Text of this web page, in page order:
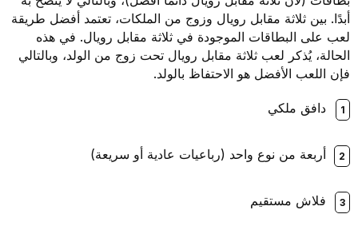
أبدًا. بين ثلاثة مقابل رويال وزوج من الملكات، تعتمد أفضل طريقة
لعب على البطاقات الموجودة في ثلاثة مقابل رويال. في هذه
الحالة، يُذكر لعب ثلاثة مقابل رويال تحت زوج من الولد، وبالتالي
فإن اللعب الأفضل هو الاحتفاظ بالولد.
دافق ملكي
أربعة من نوع واحد (رباعيات عادية أو سريعة)
فلاش مستقيم